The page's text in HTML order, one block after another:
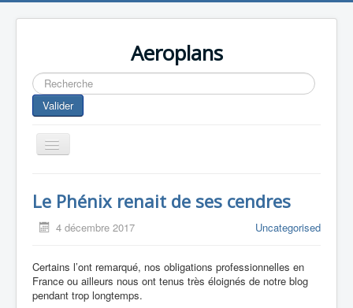
Aeroplans
Rechercher
Valider
Toggle
Navigation
Aviation Commerciale
Aviation d'Affaire
Aviation Militaire
Europespace
Le Phénix renait de ses cendres
4 décembre 2017 Uncategorised
Certains l’ont remarqué, nos obligations professionnelles en
France ou ailleurs nous ont tenus très éloignés de notre blog
pendant trop longtemps.